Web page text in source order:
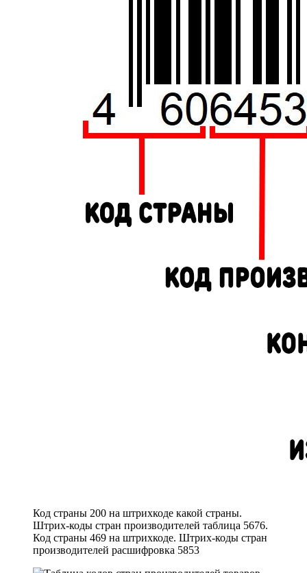
Код страны 200 на штрихкоде какой страны.
Штрих-коды стран производителей таблица 5676.
Код страны 469 на штрихкоде. Штрих-коды стран
производителей расшифровка 5853